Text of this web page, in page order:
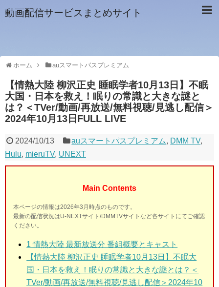
動画配信サービスまとめサイト
ホーム auスマートパスプレミアム
【情熱大陸 柳沢正史 睡眠学者10月13日】不眠
大国・日本を救え！眠りの常識と大きな謎と
は？＜TVer/動画/再放送/無料視聴/見逃し配信＞
2024年10月13日FULL LIVE
2024/10/13 auスマートパスプレミアム, DMM TV,
Hulu, mieruTV, UNEXT
Main Contents
本ページの情報は2026年3月時点のものです。
最新の配信状況はU-NEXTサイト/DMMTVサイトなど各サイトにてご確認
ください。
1 情熱大陸 最新放送分 番組概要とキャスト
【情熱大陸 柳沢正史 睡眠学者10月13日】不眠大
国・日本を救え！眠りの常識と大きな謎とは？＜
TVer/動画/再放送/無料視聴/見逃し配信＞2024年10